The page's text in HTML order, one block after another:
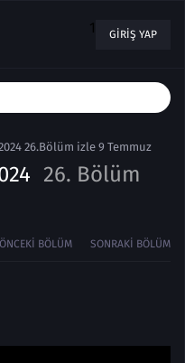
1 GIRIŞ YAP
26.Bölüm izle 9 Temmuz
26. Bölüm
ÖNCEKI BÖLÜM SONRAKI BÖLÜM